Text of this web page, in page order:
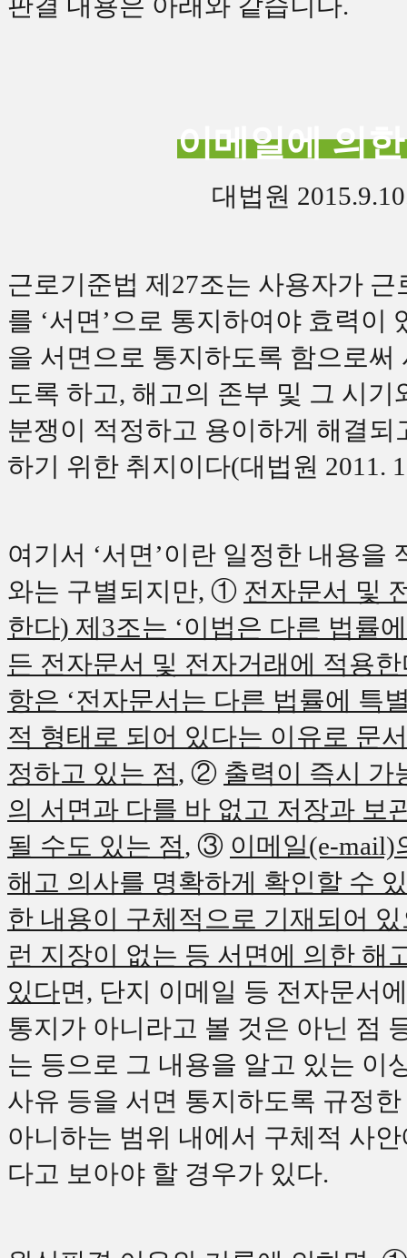
이메일에 의
대법원
근로기준법 제 27조는 사용자가
를 ‘서면’으로 통지하여야 효력이
을 서면으로 통지하도록 함으로
도록 하고, 해고의 존부 및 그 시기
분쟁이 적정하고 용이하게 해결
하기 위한 취지이다(대법원 2011.
여기서 ‘서면’이란 일정한 내용을
와는 구별되지만, ① 전자문서 및
한다) 제 3조는 ‘이법은 다른 법률
든 전자문서 및 전자거래에 적용
항은 ‘전자문서는 다른 법률에 특
적 형태로 되어 있다는 이유로 문
정하고 있는 점, ② 출력이 즉시 가
의 서면과 다를 바 없고 저장과 보
될 수도 있는 점, ③ 이메일(e-mail)
해고 의사를 명확하게 확인할 수
한 내용이 구체적으로 기재되어
런 지장이 없는 등 서면에 의한 해
있다면, 단지 이메일 등 전자문서
통지가 아니라고 볼 것은 아닌 점
는 등으로 그 내용을 알고 있는 이
사유 등을 서면 통지하도록 규정
아니하는 범위 내에서 구체적 사
다고 보아야 할 경우가 있다.